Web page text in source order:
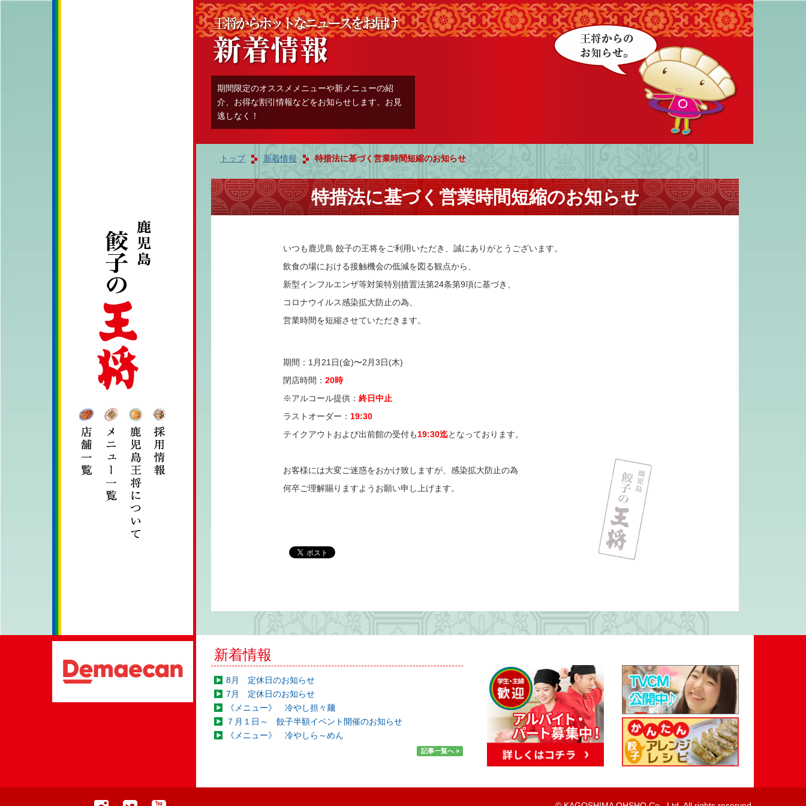
期間限定のオススメメニューや新メニューの紹
介、お得な割引情報などをお知らせします。お見
逃しなく！
トップ 新着情報 特措法に基づく営業時間短縮のお知らせ
特措法に基づく営業時間短縮のお知らせ
いつも鹿児島 餃子の王将をご利用いただき、誠にありがとうございます。
飲食の場における接触機会の低減を図る観点から、
新型インフルエンザ等対策特別措置法第24条第9項に基づき、
コロナウイルス感染拡大防止の為、
営業時間を短縮させていただきます。
期間：1月21日(金)〜2月3日(木)
閉店時間： 20時
※アルコール提供： 終日中止
ラストオーダー： 19:30
テイクアウトおよび出前館の受付も19:30迄となっております。
お客様には大変ご迷惑をおかけ致しますが、感染拡大防止の為
何卒ご理解賜りますようお願い申し上げます。
新着情報
8月 定休日のお知らせ
7月 定休日のお知らせ
《メニュー》 冷やし担々麺
７月１日～ 餃子半額イベント開催のお知らせ
《メニュー》 冷やしら～めん
記事一覧へ »